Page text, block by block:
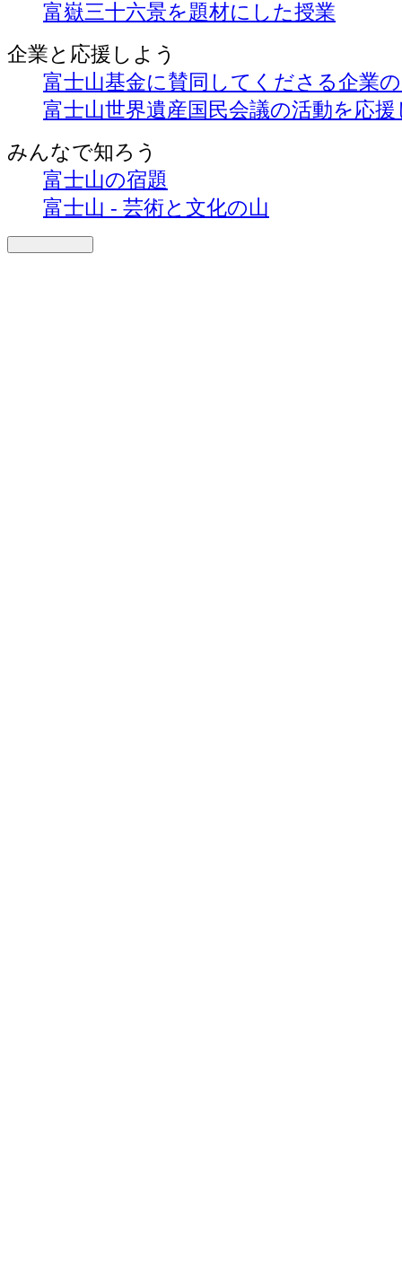
富嶽三十六景を題材にした授業
企業と応援しよう
富士山基金に賛同してくださる企業
富士山世界遺産国民会議の活動を応
みんなで知ろう
富士山の宿題
富士山 - 芸術と文化の山